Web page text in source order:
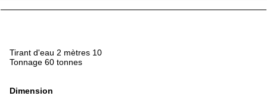
Tirant d'eau 2 mètres 10
Tonnage 60 tonnes
Dimension